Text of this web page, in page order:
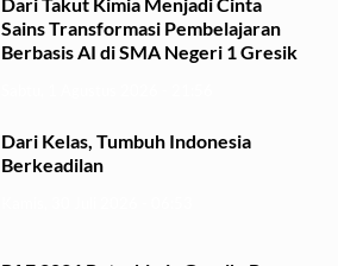
Sains Transformasi Pembelajaran
Berbasis AI di SMA Negeri 1 Gresik
Dari Kelas, Tumbuh Indonesia
Berkeadilan